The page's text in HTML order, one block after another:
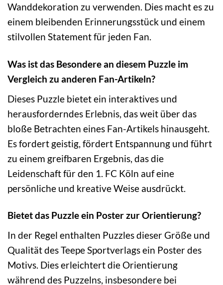
Wanddekoration zu verwenden. Dies macht es zu
einem bleibenden Erinnerungsstück und einem
stilvollen Statement für jeden Fan.
Was ist das Besondere an diesem Puzzle im
Vergleich zu anderen Fan-Artikeln?
Dieses Puzzle bietet ein interaktives und
herausforderndes Erlebnis, das weit über das
bloße Betrachten eines Fan-Artikels hinausgeht.
Es fordert geistig, fördert Entspannung und führt
zu einem greifbaren Ergebnis, das die
Leidenschaft für den 1. FC Köln auf eine
persönliche und kreative Weise ausdrückt.
Bietet das Puzzle ein Poster zur Orientierung?
In der Regel enthalten Puzzles dieser Größe und
Qualität des Teepe Sportverlags ein Poster des
Motivs. Dies erleichtert die Orientierung
während des Puzzelns, insbesondere bei